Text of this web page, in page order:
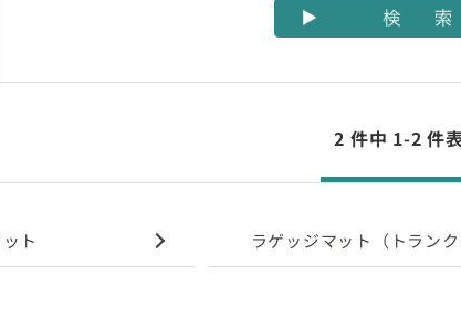
2 件中 1-2 件
ト ラゲッジマット（トランク